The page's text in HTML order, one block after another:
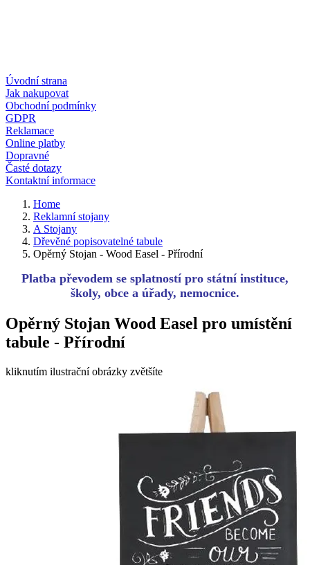
Úvodní strana
Jak nakupovat
Obchodní podmínky
GDPR
Reklamace
Online platby
Dopravné
Časté dotazy
Kontaktní informace
Home
Reklamní stojany
A Stojany
Dřevěné popisovatelné tabule
Opěrný Stojan - Wood Easel - Přírodní
Platba převodem se splatností pro státní instituce,
školy, obce a úřady, nemocnice.
Opěrný Stojan Wood Easel pro umístění
tabule - Přírodní
kliknutím ilustrační obrázky zvětšíte